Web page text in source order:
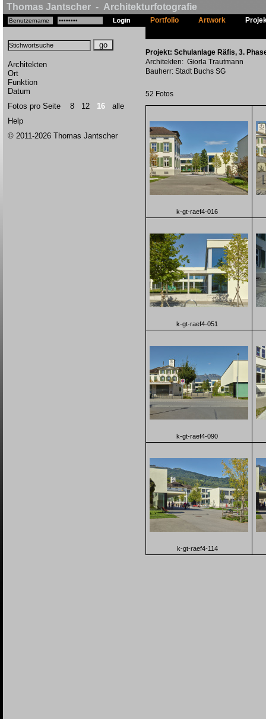
Thomas Jantscher - Architekturfotografie
Architekten
Ort
Funktion
Datum
Fotos pro Seite 8 12 16
alle
Help
© 2011-2026 Thomas Jantscher
Portfolio Artwork
Projekt: Schulanlage Räfis, 3.
Architekten: Giorla Trautmann
Bauherr: Stadt Buchs SG
52 Fotos
k-gt-raef4-016
k-gt-raef4-051
k-gt-raef4-090
k-gt-raef4-114